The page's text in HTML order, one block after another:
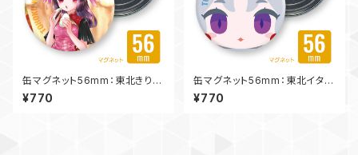
缶マグネット56mm：東北きりた
ん LCS-KB-MG56KT03
¥770
缶マグネット56mm：東北イタコ
LCS-KB-MG56IT05
¥770